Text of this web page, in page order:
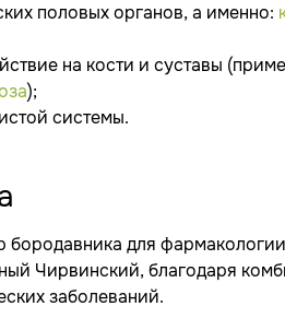
половых органов, а именно:
на кости и суставы
);
системы.
для
Чирвинский, благодаря
заболеваний.